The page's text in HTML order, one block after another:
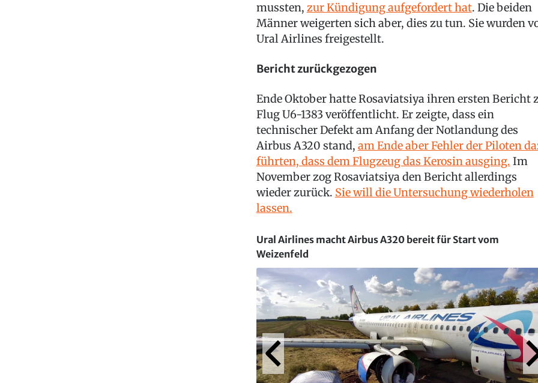
mussten, zur Kündigung aufgefordert hat. Die beiden
Männer weigerten sich aber, dies zu tun. Sie wurden
Ural Airlines freigestellt.
Bericht zurückgezogen
Ende Oktober hatte Rosaviatsiya ihren ersten Bericht
Flug U6-1383 veröffentlicht. Er zeigte, dass ein
technischer Defekt am Anfang der Notlandung des
Airbus A320 stand, am Ende aber Fehler der Piloten
führten, dass dem Flugzeug das Kerosin ausging. Im
November zog Rosaviatsiya den Bericht allerdings
wieder zurück. Sie will die Untersuchung wiederholen
lassen.
Ural Airlines macht Airbus A320 bereit für Start vom
Weizenfeld